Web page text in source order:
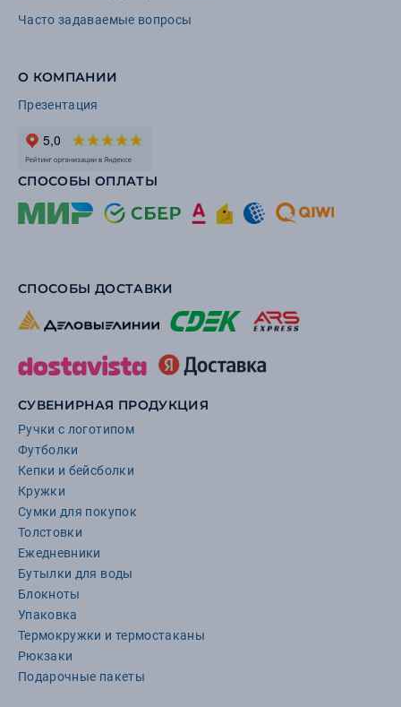
Часто задаваемые вопросы
О КОМПАНИИ
Презентация
СПОСОБЫ ОПЛАТЫ
СПОСОБЫ ДОСТАВКИ
СУВЕНИРНАЯ ПРОДУКЦИЯ
Ручки с логотипом
Футболки
Кепки и бейсболки
Кружки
Сумки для покупок
Толстовки
Ежедневники
Бутылки для воды
Блокноты
Упаковка
Термокружки и термостаканы
Рюкзаки
Подарочные пакеты